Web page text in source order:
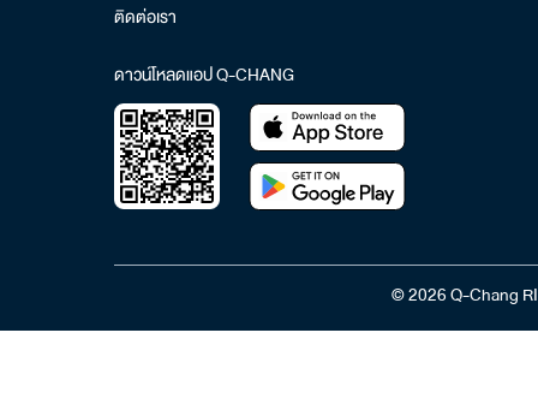
ติดต่อเรา
ดาวน์โหลดแอป Q-CHANG
© 2026 Q-Chang